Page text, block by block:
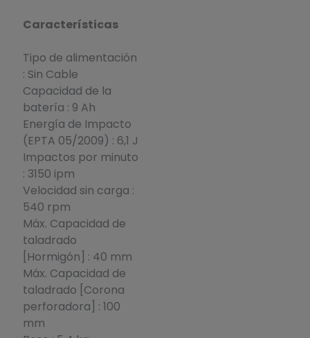
Características
Tipo de alimentación
: Sin Cable
Capacidad de la
batería : 9 Ah
Energía de Impacto
(EPTA 05/2009) : 6,1 J
Impactos por minuto
: 3150 ipm
Velocidad sin carga :
540 rpm
Máx. Capacidad de
taladrado
[Hormigón] : 40 mm
Máx. Capacidad de
taladrado [Corona
perforadora] : 100
mm